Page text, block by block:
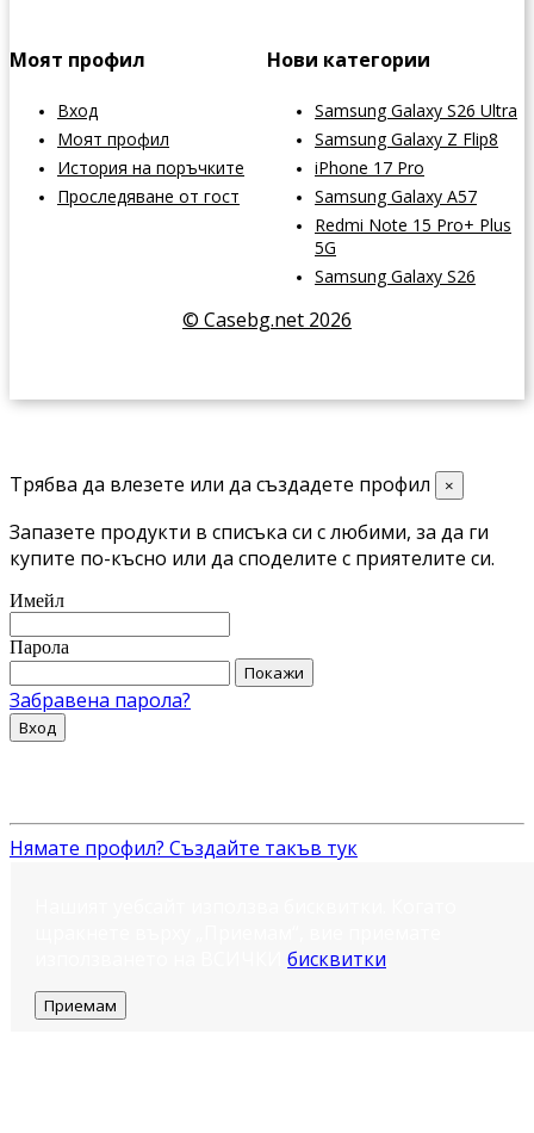
Моят профил
Вход
Моят профил
История на поръчките
Проследяване от гост
Нови категории
Samsung Galaxy S26 Ultra
Samsung Galaxy Z Flip8
iPhone 17 Pro
Samsung Galaxy A57
Redmi Note 15 Pro+ Plus
5G
Samsung Galaxy S26
© Casebg.net 2026
Трябва да влезете или да създадете профил ×
Запазете продукти в списъка си с любими, за да ги
купите по-късно или да споделите с приятелите си.
Имейл
Парола
Покажи
Забравена парола?
Вход
Нямате профил? Създайте такъв тук
бисквитки
Приемам